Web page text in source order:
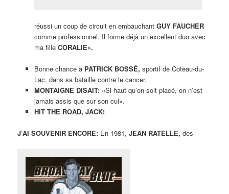
réussi un coup de circuit en embauchant GUY FAUCHER
comme professionnel. Il forme déjà un excellent duo avec
ma fille CORALIE».
Bonne chance à PATRICK BOSSÉ, sportif de Coteau-du-
Lac, dans sa bataille contre le cancer.
MONTAIGNE DISAIT: «Si haut qu’on soit placé, on n’est
jamais assis que sur son cul».
HIT THE ROAD, JACK!
J’AI SOUVENIR ENCORE: En 1981,JEAN RATELLE, des